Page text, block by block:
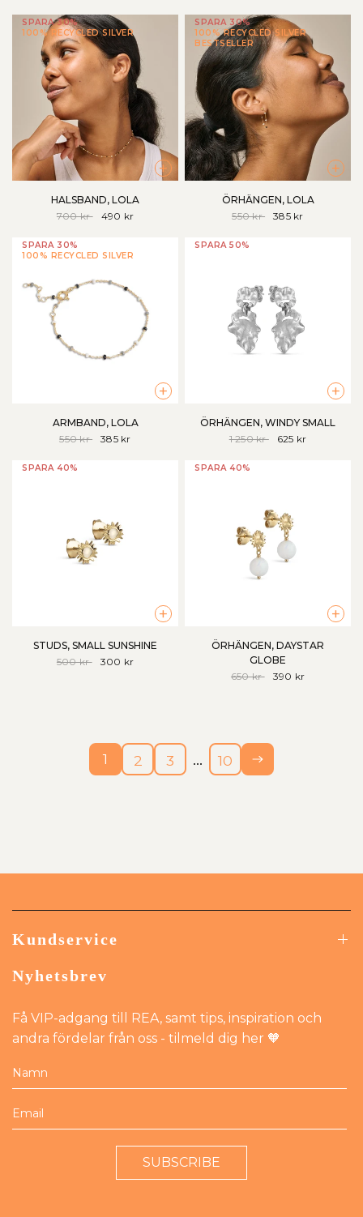
SPARA 30%
100% RECYCLED SILVER
+
HALSBAND, LOLA
700 kr
490 kr
SPARA 30%
100% RECYCLED SILVER
BESTSELLER
+
ÖRHÄNGEN, LOLA
550 kr
385 kr
SPARA 30%
100% RECYCLED SILVER
+
ARMBAND, LOLA
550 kr
385 kr
SPARA 50%
+
ÖRHÄNGEN, WINDY SMALL
1 250 kr
625 kr
SPARA 40%
+
STUDS, SMALL SUNSHINE
500 kr
300 kr
SPARA 40%
+
ÖRHÄNGEN, DAYSTAR
GLOBE
650 kr
390 kr
1 2 3 … 10
Kundservice
Nyhetsbrev
Få VIP-adgang till REA, samt tips, inspiration och
andra fördelar från oss - tilmeld dig her 🧡
SUBSCRIBE